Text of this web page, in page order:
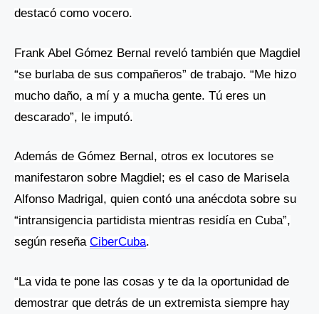
destacó como vocero.
Frank Abel Gómez Bernal reveló también que Magdiel
“se burlaba de sus compañeros” de trabajo. “Me hizo
mucho daño, a mí y a mucha gente. Tú eres un
descarado”, le imputó.
Además de Gómez Bernal, otros ex locutores se
manifestaron sobre Magdiel; es el caso de Marisela
Alfonso Madrigal, quien contó una anécdota sobre su
“intransigencia partidista mientras residía en Cuba”,
según reseña CiberCuba.
“La vida te pone las cosas y te da la oportunidad de
demostrar que detrás de un extremista siempre hay